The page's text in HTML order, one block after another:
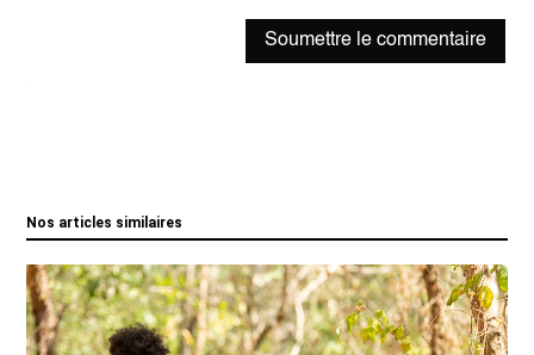
Soumettre le commentaire
Nos articles similaires